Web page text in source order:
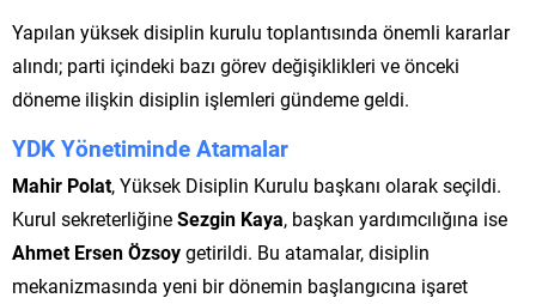
Yapılan yüksek disiplin kurulu toplantısında önemli kararlar
alındı; parti içindeki bazı görev değişiklikleri ve önceki
döneme ilişkin disiplin işlemleri gündeme geldi.
YDK Yönetiminde Atamalar
Mahir Polat, Yüksek Disiplin Kurulu başkanı olarak seçildi.
Kurul sekreterliğineSezgin Kaya, başkan yardımcılığına ise
Ahmet Ersen Özsoygetirildi. Bu atamalar, disiplin
mekanizmasında yeni bir dönemin başlangıcına işaret